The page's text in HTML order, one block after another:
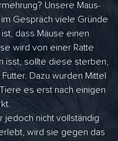
Unsere Maus-
Gespräch viele Gründe
dass Mäuse einen
wird von einer Ratte
isst, sollte diese sterben,
Dazu wurden Mittel
es erst nach einigen
jedoch nicht vollständig
wird sie gegen das